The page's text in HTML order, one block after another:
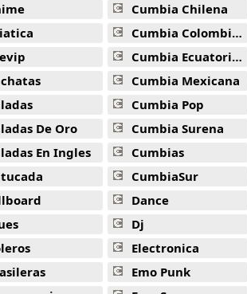
Sprout
online
80s
online
online
Los 80s
online
online
De Oro
En Ingles
Cumbia Chilena
Cumbia Colombiana
Cumbia Ecuatoriana
Cumbia Mexicana
Cumbia Pop
Cumbia Surena
Cumbias
CumbiaSur
Dance
Dj
Electronica
Emo Punk